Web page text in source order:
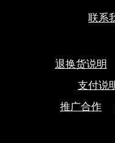
联系
退换货说明
支付说
推广合作